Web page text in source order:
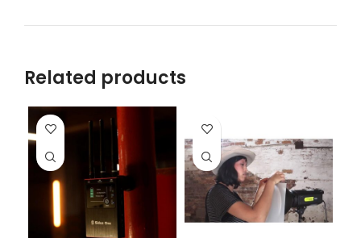
Related products